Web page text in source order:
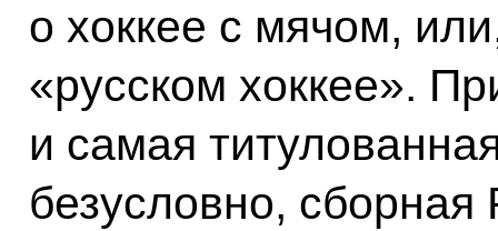
о хоккее с мячом,
«русском хоккее».
и самая
безусловно,